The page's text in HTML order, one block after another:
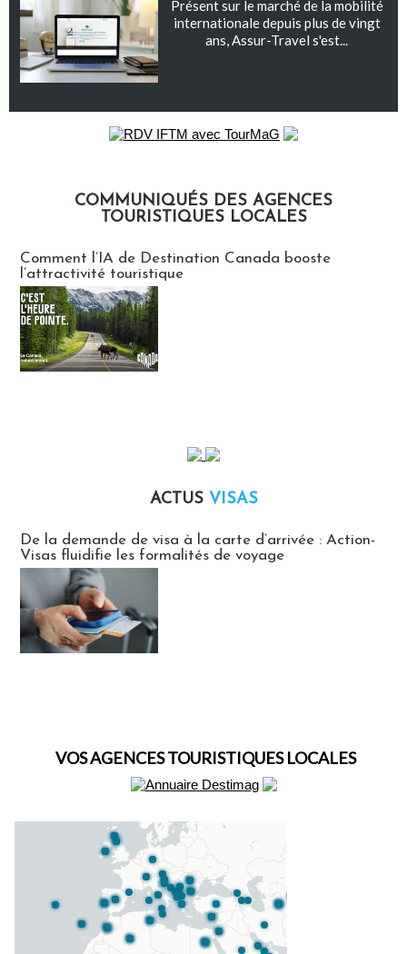
Présent sur le marché de la mobilité
internationale depuis plus de vingt
ans, Assur-Travel s'est...
COMMUNIQUÉS DES AGENCES
TOURISTIQUES LOCALES
Comment l’IA de Destination Canada booste
l’attractivité touristique
ACTUS VISAS
De la demande de visa à la carte d’arrivée : Action-
Visas fluidifie les formalités de voyage
VOS AGENCES TOURISTIQUES LOCALES